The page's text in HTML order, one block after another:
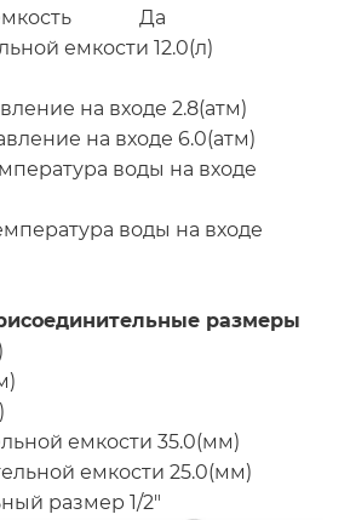
емкость Да
емкости 12.0(л)
на входе 2.8(атм)
на входе 6.0(атм)
воды на входе
воды на входе
размеры
емкости 35.0(мм)
емкости 25.0(мм)
размер 1/2"